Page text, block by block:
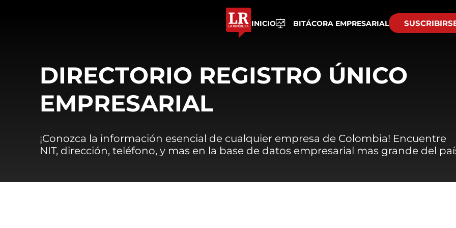
INICIO BITÁCORA EMPRESARIAL
DIRECTORIO REGISTRO ÚNICO
EMPRESARIAL
¡Conozca la información esencial de cualquier empresa de Colombia! Encuentre
NIT, dirección, teléfono, y mas en la base de datos empresarial mas grande del